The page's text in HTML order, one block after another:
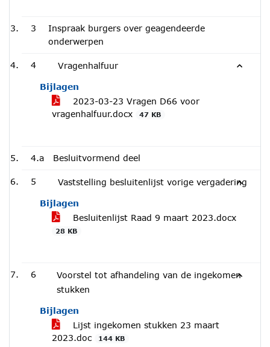
3
Inspraak burgers over geagendeerde
onderwerpen
4 Vragenhalfuur
Bijlagen
2023-03-23 Vragen D66 voor
vragenhalfuur.docx
47 KB
4.a Besluitvormend deel
5 Vaststelling besluitenlijst vorige vergadering
Bijlagen
Besluitenlijst Raad 9 maart 2023.docx
28 KB
6
Voorstel tot afhandeling van de ingekomen
stukken
Bijlagen
Lijst ingekomen stukken 23 maart
2023.doc
144 KB